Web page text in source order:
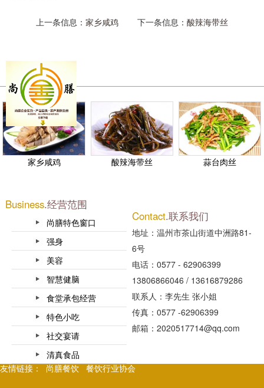
上一条信息： 家乡咸鸡 下一条信息： 酸辣海带丝
相关产品
家乡咸鸡 酸辣海带丝 蒜台肉丝
Business.经营范围
尚膳特色窗口
强身
美容
智慧健脑
食堂承包经营
特色小吃
社交宴请
清真食品
Contact.联系我们
地址：温州市茶山街道中洲路81-
6号
电话：0577 - 62906399
13806866046 / 13616879286
联系人：李先生 张小姐
传真：0577 -62906399
邮箱：2020517714@qq.com
友情链接： 尚膳餐饮 餐饮行业协会